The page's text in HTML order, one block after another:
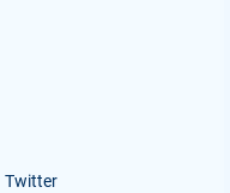
Twitter